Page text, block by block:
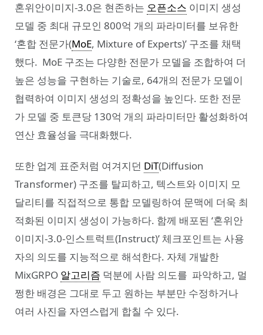
혼위안이미지-3.0은 현존하는 오픈소스 이미지 생성
모델 중 최대 규모인 800억 개의 파라미터를 보유한
‘혼합 전문가(MoE, Mixture of Experts)’ 구조를 채택
했다. MoE 구조는 다양한 전문가 모델을 조합하여 더
높은 성능을 구현하는 기술로, 64개의 전문가 모델이
협력하여 이미지 생성의 정확성을 높인다. 또한 전문
가 모델 중 토큰당 130억 개의 파라미터만 활성화하여
연산 효율성을 극대화했다.
또한 업계 표준처럼 여겨지던 DiT(Diffusion
Transformer) 구조를 탈피하고, 텍스트와 이미지 모
달리티를 직접적으로 통합 모델링하여 문맥에 더욱 최
적화된 이미지 생성이 가능하다. 함께 배포된 ‘혼위안
이미지-3.0-인스트럭트(Instruct)’ 체크포인트는 사용
자의 의도를 지능적으로 해석한다. 자체 개발한
MixGRPO 알고리즘 덕분에 사람 의도를 파악하고, 멀
쩡한 배경은 그대로 두고 원하는 부분만 수정하거나
여러 사진을 자연스럽게 합칠 수 있다.